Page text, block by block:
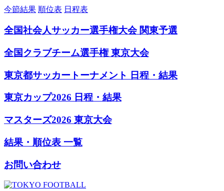
今節結果 順位表 日程表
全国社会人サッカー選手権大会 関東予選
全国クラブチーム選手権 東京大会
東京都サッカートーナメント 日程・結果
東京カップ2026 日程・結果
マスターズ2026 東京大会
結果・順位表 一覧
お問い合わせ